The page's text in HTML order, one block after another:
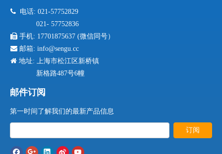
 电话: 021-57752829
021- 57752836
 手机: 17701875637 (微信同号）
 邮箱: info@sengu.cc
 地址: 上海市松江区新桥镇
新格路487号6幢
邮件订阅
第一时间了解我们的最新产品信息
订阅